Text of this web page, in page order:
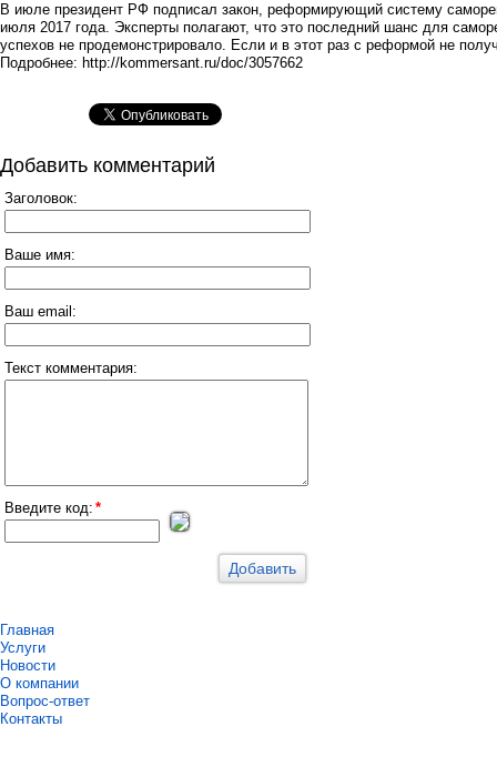
В июле президент РФ подписал закон, реформирующий систему
июля 2017 года. Эксперты полагают, что это последний шанс для
успехов не продемонстрировало. Если и в этот раз с реформой не
Подробнее: http://kommersant.ru/doc/3057662
Добавить комментарий
Заголовок:
Ваше имя:
Ваш email:
Текст комментария:
Введите код: *
Главная
Услуги
Новости
О компании
Вопрос-ответ
Контакты